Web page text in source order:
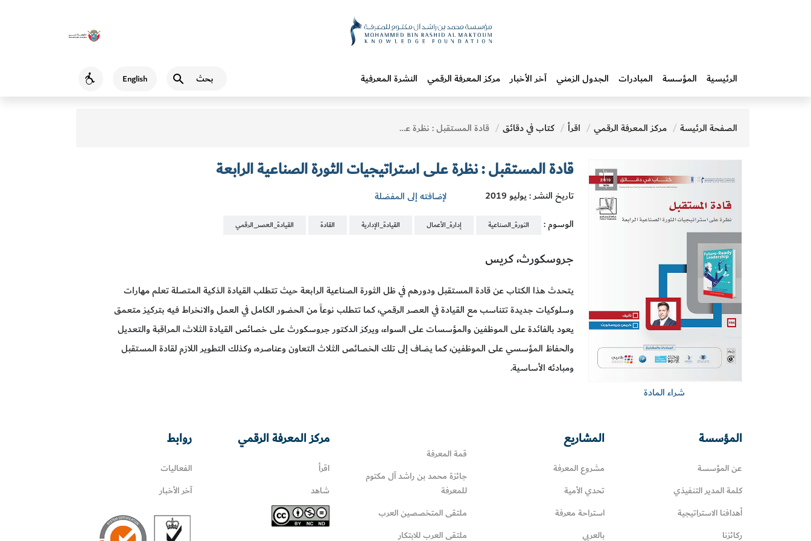
English
Accessibility الرئيسية المؤسسة المبادرات‎ الجدول الزمني آخر الأخبار مركز المعرفة الرقمي النشرة المعرفية
الصفحة الرئيسة مركز المعرفة الرقمي اقرأ كتاب في دقائق قادة المستقبل : نظرة على استراتيجيات الثورة الصناعية الرابعة
شراء المادة
قادة المستقبل : نظرة على استراتيجيات الثورة الصناعية الرابعة
تاريخ النشر : يوليو 2019
لإضافته إلى المفضلة
الوسوم :
الثورة_الصناعية إدارة_الأعمال القيادة_الإدارية القادة القيادة_العصر_الرقمي
جروسكورث، كريس
يتحدث هذا الكتاب عن قادة المستقبل ودورهم في ظل الثورة الصناعية الرابعة حيث تتطلب القيادة الذكية المتصلة تعلم مهارات
وسلوكيات جديدة تتناسب مع القيادة في العصر الرقمي، كما تتطلب نوعاً من الحضور الكامل في العمل والانخراط فيه بتركيز متعمق
يعود بالفائدة على الموظفين والمؤسسات على السواء، ويركز الدكتور جروسكورث على خصائص القيادة الثلاث، المراقبة والتعديل
والحفاظ المؤسسي على الموظفين، كما يضاف إلى تلك الخصائص الثلاث التعاون وعناصره، وكذلك التطوير اللازم لقادة المستقبل
ومبادئه الأساسية.
المؤسسة
عن المؤسسة
كلمة المدير التنفيذي
أهدافنا الاستراتيجية
ركائزنا
المشاريع
مشروع المعرفة
تحدي الأمية
استراحة معرفة
بالعربي
قمة المعرفة
جائزة محمد بن راشد آل مكتوم
للمعرفة
ملتقى المتخصصين العرب
ملتقى العرب للابتكار
مركز المعرفة الرقمي
اقرأ
شاهد
روابط
الفعاليات
آخر الأخبار